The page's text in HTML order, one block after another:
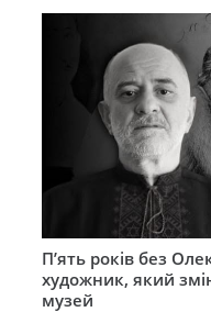
П’ять років без
художник, який
музей